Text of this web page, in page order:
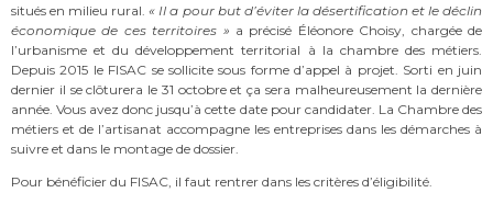
situés en milieu rural.« Il a pour but d’éviter la désertification et le déclin
économique de ces territoires » a précisé Éléonore Choisy, chargée de
l’urbanisme et du développement territorial à la chambre des métiers.
Depuis 2015 le FISAC se sollicite sous forme d’appel à projet. Sorti en juin
dernier il se clôturera le 31 octobre et ça sera malheureusement la dernière
année. Vous avez donc jusqu’à cette date pour candidater. La Chambre des
métiers et de l’artisanat accompagne les entreprises dans les démarches à
suivre et dans le montage de dossier.
Pour bénéficier du FISAC, il faut rentrer dans les critères d’éligibilité.